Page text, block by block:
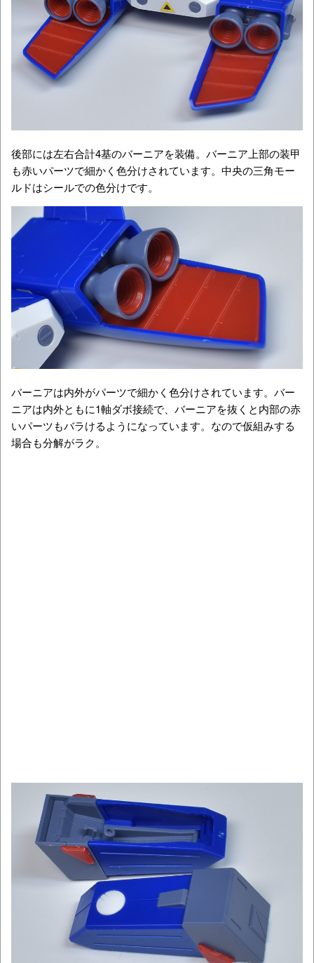
後部には左右合計4基のバーニアを装備。バーニア上部の装甲
も赤いパーツで細かく色分けされています。中央の三角モー
ルドはシールでの色分けです。
バーニアは内外がパーツで細かく色分けされています。バー
ニアは内外ともに1軸ダボ接続で、バーニアを抜くと内部の赤
いパーツもバラけるようになっています。なので仮組みする
場合も分解がラク。